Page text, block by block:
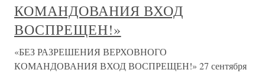
КОМАНДОВАНИЯ ВХОД
ВОСПРЕЩЕН!»
«БЕЗ РАЗРЕШЕНИЯ ВЕРХОВНОГО
КОМАНДОВАНИЯ ВХОД ВОСПРЕЩЕН!» 27 сентября